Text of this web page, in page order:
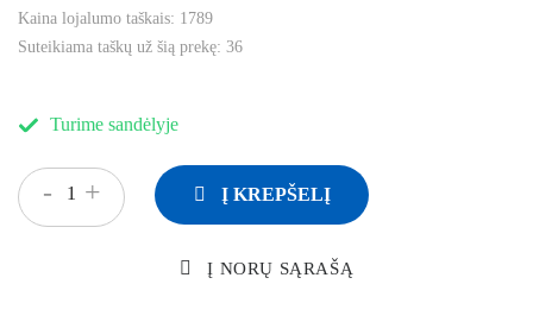
Kaina lojalumo taškais: 1789
Suteikiama taškų už šią prekę: 36
Turime sandėlyje
+
- Į KREPŠELĮ
Į NORŲ SĄRAŠĄ